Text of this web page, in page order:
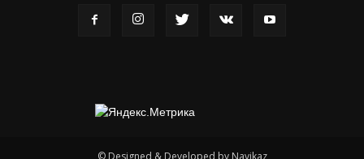
© Designed & Developed by Navikaz